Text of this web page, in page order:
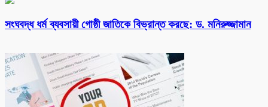
সংঘবদ্ধ ধর্ম ব্যবসায়ী গোষ্ঠী জাতিকে বিভ্রান্ত করছে: ড. মনিরুজ্জামান